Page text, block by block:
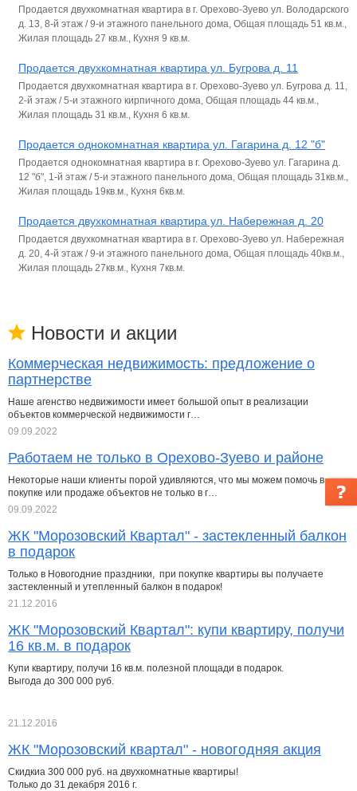
Продается двухкомнатная квартира в г. Орехово-Зуево ул. Володарского
д. 13, 8-й этаж / 9-и этажного панельного дома, Общая площадь 51 кв.м.,
Жилая площадь 27 кв.м., Кухня 9 кв.м.
Продается двухкомнатная квартира ул. Бугрова д. 11
Продается двухкомнатная квартира в г. Орехово-Зуево ул. Бугрова д. 11,
2-й этаж / 5-и этажного кирпичного дома, Общая площадь 44 кв.м.,
Жилая площадь 31 кв.м., Кухня 6 кв.м.
Продается однокомнатная квартира ул. Гагарина д. 12 "б"
Продается однокомнатная квартира в г. Орехово-Зуево ул. Гагарина д.
12 "б", 1-й этаж / 5-и этажного панельного дома, Общая площадь 31кв.м.,
Жилая площадь 19кв.м., Кухня 6кв.м.
Продается двухкомнатная квартира ул. Набережная д. 20
Продается двухкомнатная квартира в г. Орехово-Зуево ул. Набережная
д. 20, 4-й этаж / 9-и этажного панельного дома, Общая площадь 40кв.м.,
Жилая площадь 27кв.м., Кухня 7кв.м.
Новости и акции
Коммерческая недвижимость: предложение о
партнерстве
Наше агенство недвижимости имеет большой опыт в реализации
объектов коммерческой недвижимости г…
09.09.2022
Работаем не только в Орехово-Зуево и районе
Некоторые наши клиенты порой удивляются, что мы можем помочь в
покупке или продаже объектов не только в г…
09.09.2022
ЖК "Морозовский Квартал" - застекленный балкон
в подарок
Только в Новогодние праздники, при покупке квартиры вы получаете
застекленный и утепленный балкон в подарок!
21.12.2016
ЖК "Морозовский Квартал": купи квартиру, получи
16 кв.м. в подарок
Купи квартиру, получи 16 кв.м. полезной площади в подарок.
Выгода до 300 000 руб.
21.12.2016
ЖК "Морозовский квартал" - новогодняя акция
Скидкиа 300 000 руб. на двухкомнатные квартиры!
Только до 31 декабря 2016 г.